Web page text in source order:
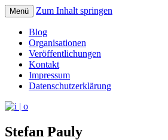
i | o
Menü Zum Inhalt springen
Blog
Organisationen
Veröffentlichungen
Kontakt
Impressum
Datenschutzerklärung
Stefan Pauly